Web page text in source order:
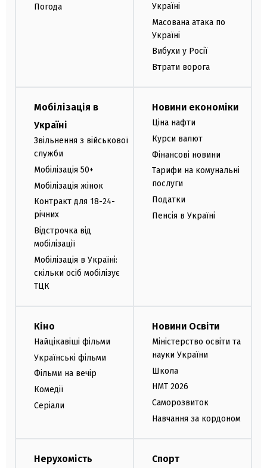
Погода
Україні
Масована атака по
Україні
Вибухи у Росії
Втрати ворога
Мобілізація в
Україні
Звільнення з військової
служби
Мобілізація 50+
Мобілізація жінок
Контракт для 18-24-
річних
Відстрочка від
мобілізації
Мобілізація в Україні:
скільки осіб мобілізує
ТЦК
Новини економіки
Ціна нафти
Курси валют
Фінансові новини
Тарифи на комунальні
послуги
Податки
Пенсія в Україні
Кіно
Найцікавіші фільми
Українські фільми
Фільми на вечір
Комедії
Серіали
Новини Освіти
Міністерство освіти та
науки України
Школа
НМТ 2026
Саморозвиток
Навчання за кордоном
Нерухомість Спорт